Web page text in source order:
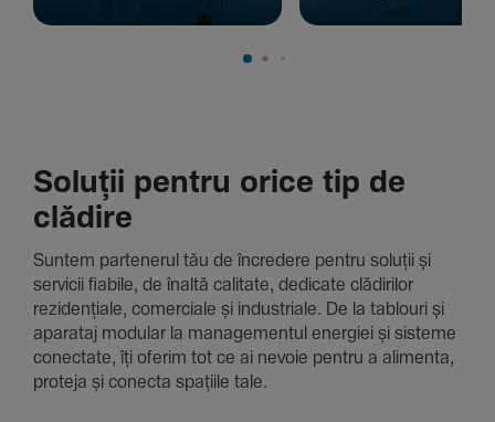
Soluții pentru orice tip de
clădire
Suntem parte­nerul tău de încre­dere pentru soluții și
servicii fiabile, de înaltă cali­tate, dedi­cate clădi­rilor
rezi­den­țiale, comer­ciale și indus­triale. De la tablouri și
aparataj modular la managementul energiei și sisteme
conec­tate, îți oferim tot ce ai nevoie pentru a alimenta,
proteja și conecta spațiile tale.